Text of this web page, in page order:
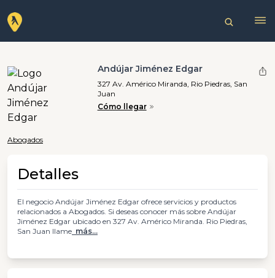
Andújar Jiménez Edgar
327 Av. Américo Miranda, Rio Piedras, San
Juan
Cómo llegar
Abogados
Detalles
El negocio Andújar Jiménez Edgar ofrece servicios y productos
relacionados a Abogados. Si deseas conocer más sobre Andújar
Jiménez Edgar ubicado en 327 Av. Américo Miranda. Rio Piedras,
San Juan llame más...